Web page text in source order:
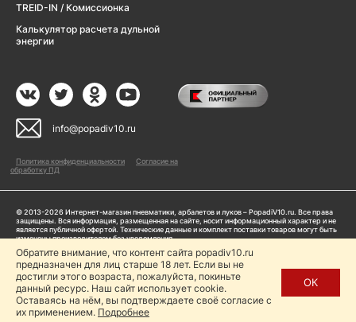
TREID-IN / Комиссионка
Калькулятор расчета дульной
энергии
info@popadiv10.ru
Политика конфиденциальности
Согласие на
обработку ПД
© 2013-2026 Интернет-магазин пневматики, арбалетов и луков – PopadiV10.ru. Все права
защищены. Вся информация, размещенная на сайте, носит информационный характер и не
является публичной офертой. Технические данные и комплект поставки товаров могут быть
изменены производителем без уведомления
Пользуясь сайтом Popadiv10.ru, пользователь автоматически соглашается с условиями,
прописанными в
Политике конфиденциальности
Копирование любой информации (тексты, фото, видео и др.) с сайта Popadiv10 запрещено,
за исключением наличия письменного согласия администрации сайта Popadiv10.
Обратите внимание, что контент сайта popadiv10.ru
предназначен для лиц старше 18 лет. Если вы не
достигли этого возраста, пожалуйста, покиньте
данный ресурс. Наш сайт использует cookie.
Оставаясь на нём, вы подтверждаете своё согласие с
их применением. Подробнее
ОК